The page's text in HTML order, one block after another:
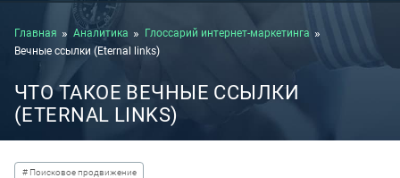
Главная Аналитика
Глоссарий интернет-маркетинга
Вечные ссылки (Eternal links)
ЧТО ТАКОЕ ВЕЧНЫЕ ССЫЛКИ
(ETERNAL LINKS)
# Поисковое продвижение